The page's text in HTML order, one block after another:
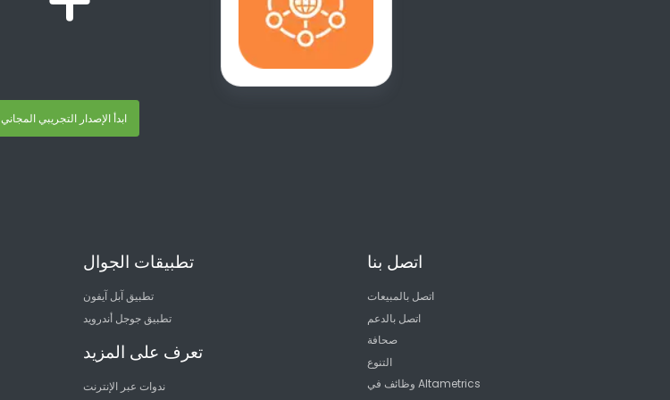
ابدأ الإصدار التجريبي المجاني
تطبيقات الجوال
تطبيق آبل آيفون
تطبيق جوجل أندرويد
تعرف على المزيد
ندوات عبر الإنترنت
اتصل بنا
اتصل بالمبيعات
اتصل بالدعم
صحافة
التنوع
وظائف في Altametrics